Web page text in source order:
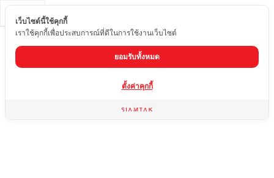
เว็บไซต์นี้ใช้คุกกี้
เราใช้คุกกี้เพื่อประสบการณ์ที่ดีในการใช้งานเว็บไซต์
ยอมรับทั้งหมด
ตั้งค่าคุกกี้